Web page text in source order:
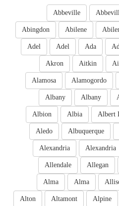
Abbeville
Abilene
Abingdon
Ada
Adel
Adel
Aitkin
Akron
Alamogordo
Alamosa
Albany
Albany
Albert
Albia
Albion
Albuquerque
Aledo
Alexandria
Alexandria
Allegan
Allendale
Alma
Alma
Alpine
Altamont
Alton